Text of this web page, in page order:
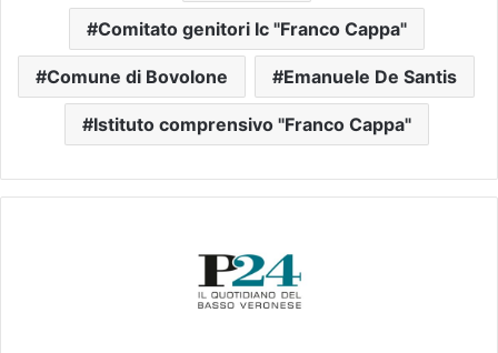
Comitato genitori Ic "Franco Cappa"
Comune di Bovolone Emanuele De Santis
Istituto comprensivo "Franco Cappa"